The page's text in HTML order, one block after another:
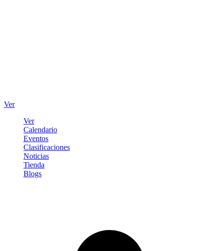
Ver
Ver
Calendario
Eventos
Clasificaciones
Noticias
Tienda
Blogs